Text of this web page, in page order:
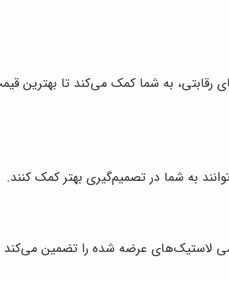
رقابتی، به شما کمک می‌کند تا بهترین
به شما در تصمیم‌گیری بهتر کمک کنند.
لاستیک‌های عرضه شده را تضمین